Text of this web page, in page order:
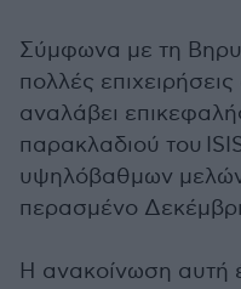
Σύμφωνα με τη
πολλές
αναλάβει
παρακλαδιού του
υψηλόβαθμων
περασμένο
Η ανακοίνωση αυτή